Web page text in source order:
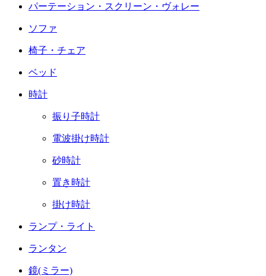
パーテーション・スクリーン・ヴォレー
ソファ
椅子・チェア
ベッド
時計
振り子時計
電波掛け時計
砂時計
置き時計
掛け時計
ランプ・ライト
ランタン
鏡(ミラー)